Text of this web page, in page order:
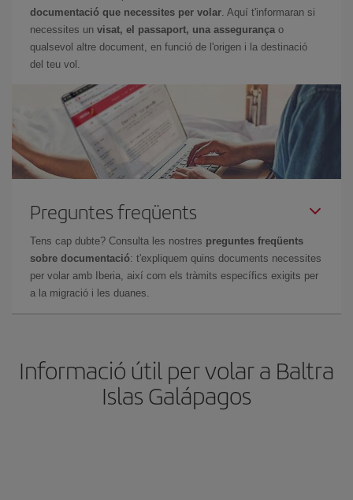
documentació que necessites per volar. Aquí t'informaran si
necessites un visat, el passaport, una assegurança o
qualsevol altre document, en funció de l'origen i la destinació
del teu vol.
Preguntes freqüents
Tens cap dubte? Consulta les nostres preguntes freqüents
sobre documentació: t'expliquem quins documents necessites
per volar amb Iberia, així com els tràmits específics exigits per
a la migració i les duanes.
Informació útil per volar a Baltra
Islas Galápagos